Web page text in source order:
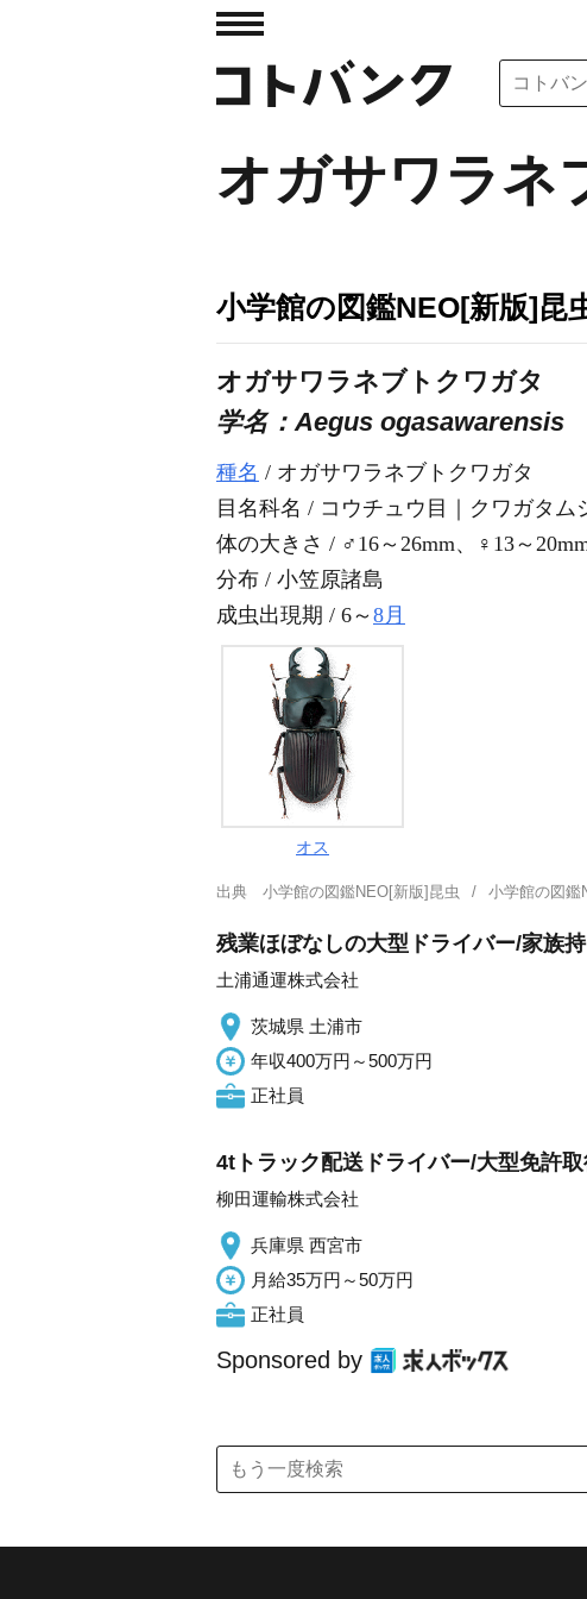
オガサワラネ
小学館の図鑑NEO[新版]昆
オガサワラネブトクワガタ
学名：Aegus ogasawarensis
種名 / オガサワラネブトクワガタ
目名科名 / コウチュウ目｜クワガタム
体の大きさ / ♂16～26mm、♀13～
分布 / 小笠原諸島
成虫出現期 / 6～ 8月
オス
出典 小学館の図鑑NEO[新版]昆虫 小学館の図
残業ほぼなしの大型ドライバー/家族
土浦通運株式会社
茨城県 土浦市
年収400万円～500万円
正社員
4tトラック配送ドライバー/大型免許
柳田運輸株式会社
兵庫県 西宮市
月給35万円～50万円
正社員
Sponsored by